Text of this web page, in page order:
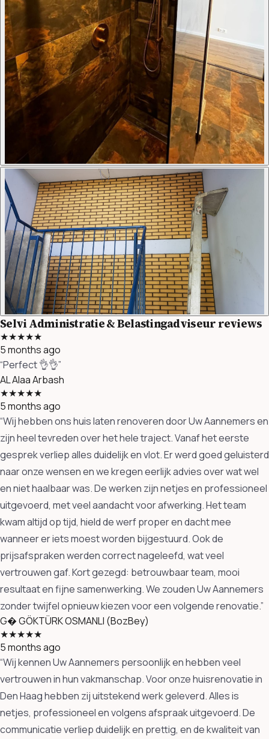
Selvi Administratie & Belastingadviseur reviews
★★★★★
5 months ago
“Perfect 👌👌”
ALAlaa Arbash
★★★★★
5 months ago
“Wij hebben ons huis laten renoveren door Uw Aannemers en
zijn heel tevreden over het hele traject. Vanaf het eerste
gesprek verliep alles duidelijk en vlot. Er werd goed geluisterd
naar onze wensen en we kregen eerlijk advies over wat wel
en niet haalbaar was. De werken zijn netjes en professioneel
uitgevoerd, met veel aandacht voor afwerking. Het team
kwam altijd op tijd, hield de werf proper en dacht mee
wanneer er iets moest worden bijgestuurd. Ook de
prijsafspraken werden correct nageleefd, wat veel
vertrouwen gaf. Kort gezegd: betrouwbaar team, mooi
resultaat en fijne samenwerking. We zouden Uw Aannemers
zonder twijfel opnieuw kiezen voor een volgende renovatie.”
G�GÖKTÜRK OSMANLI (BozBey)
★★★★★
5 months ago
“Wij kennen Uw Aannemers persoonlijk en hebben veel
vertrouwen in hun vakmanschap. Voor onze huisrenovatie in
Den Haag hebben zij uitstekend werk geleverd. Alles is
netjes, professioneel en volgens afspraak uitgevoerd. De
communicatie verliep duidelijk en prettig, en de kwaliteit van